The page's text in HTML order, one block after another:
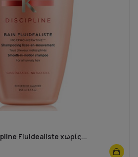
Fluidealiste χωρίς...